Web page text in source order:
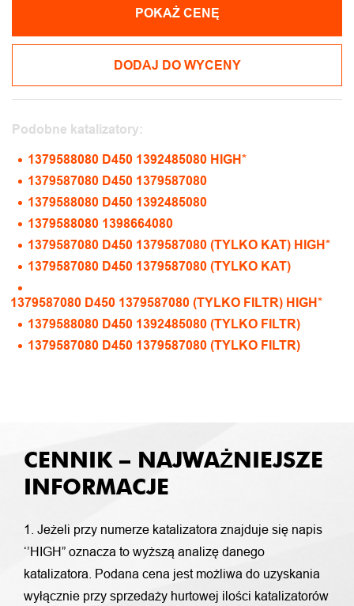
POKAŻ CENĘ
DODAJ DO WYCENY
Podobne katalizatory:
1379588080 D450 1392485080 HIGH*
1379587080 D450 1379587080
1379588080 D450 1392485080
1379588080 1398664080
1379587080 D450 1379587080 (TYLKO KAT) HIGH*
1379587080 D450 1379587080 (TYLKO KAT)
1379587080 D450 1379587080 (TYLKO FILTR) HIGH*
1379588080 D450 1392485080 (TYLKO FILTR)
1379587080 D450 1379587080 (TYLKO FILTR)
CENNIK – NAJWAŻNIEJSZE
INFORMACJE
1. Jeżeli przy numerze katalizatora znajduje się napis
‘’HIGH” oznacza to wyższą analizę danego
katalizatora. Podana cena jest możliwa do uzyskania
wyłącznie przy sprzedaży hurtowej ilości katalizatorów